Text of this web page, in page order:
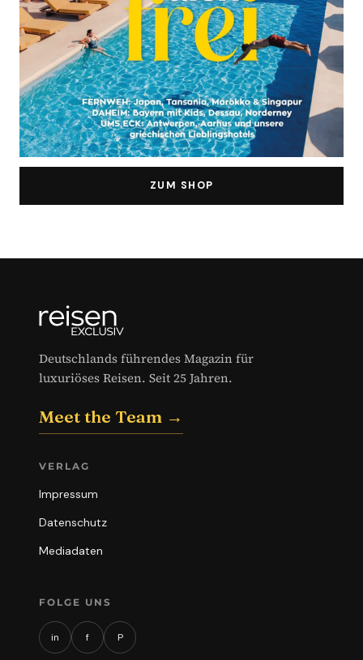
ZUM SHOP
Deutschlands führendes Magazin für
luxuriöses Reisen. Seit 25 Jahren.
Meet the Team →
VERLAG
Impressum
Datenschutz
Mediadaten
FOLGE UNS
in f P